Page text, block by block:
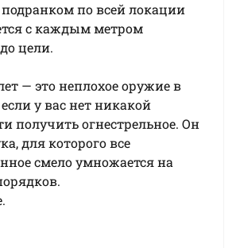
подранком по всей локации
с каждым метром
цели.
— это неплохое оружие в
у вас нет никакой
получить огнестрельное. Он
для которого все
смело умножается на